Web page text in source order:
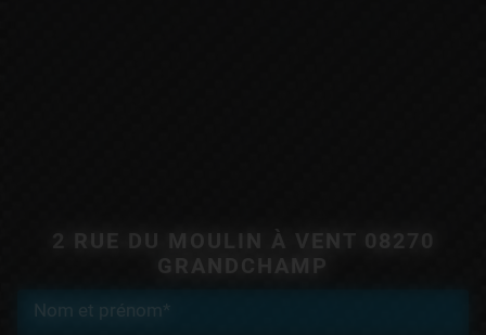
2 RUE DU MOULIN À VENT 08270
GRANDCHAMP
Nom et prénom*